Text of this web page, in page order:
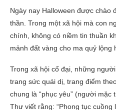
Ngày nay Halloween được chào
thần. Trong một xã hội mà con
chính, không có niềm tin thuần
mảnh đất vàng cho ma quỷ lộng
Trong xã hội cổ đại, những
trang sức quái dị, trang điểm
chung là “phục yêu” (người mặc
Thư viết rằng: “Phong tục